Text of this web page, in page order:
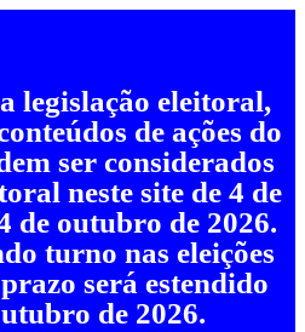
legislação eleitoral,
de ações do
ser considerados
neste site de 4 de
de outubro de 2026.
turno nas eleições
será estendido
de 2026.